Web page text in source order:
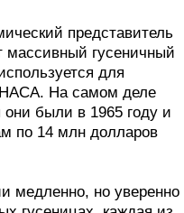
представитель
массивный гусеничный
для
НАСА. На самом деле
они были в 1965 году и
по 14 млн долларов
медленно, но уверенно